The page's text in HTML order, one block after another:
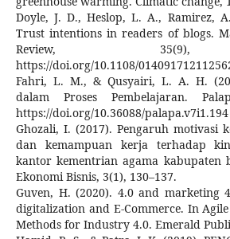
Doyle, J. D., Heslop, L. A., Ramirez,
Trust intentions in readers of blogs.
Review, 35(9),
https://doi.org/10.1108/
Fahri, L. M., & Qusyairi, L. A. H.
dalam Proses Pembelajaran.
https://doi.org/10.36088/palapa.v7i1.194
Ghozali, I. (2017). Pengaruh motivasi
dan kemampuan kerja terhadap
kantor kementrian agama kabupaten
Ekonomi Bisnis, 3(1), 130–137.
Guven, H. (2020). 4.0 and marketing
digitalization and E-Commerce. In
Methods for Industry 4.0. Emerald